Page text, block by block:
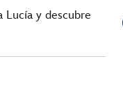
Lucía y descubre